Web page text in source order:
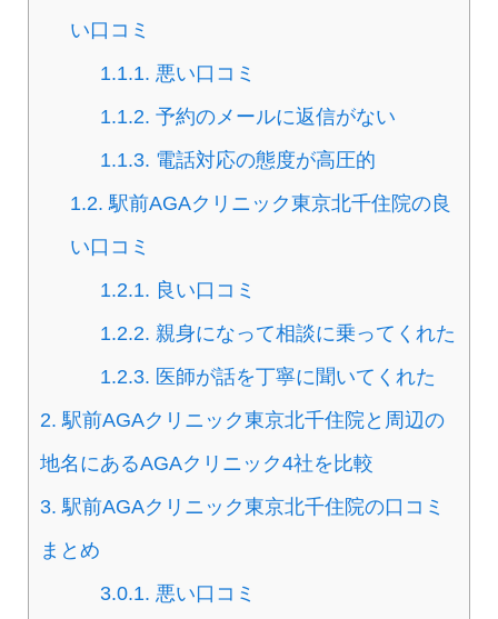
い口コミ
1.1.1. 悪い口コミ
1.1.2. 予約のメールに返信がない
1.1.3. 電話対応の態度が高圧的
1.2. 駅前AGAクリニック東京北千住院の良
い口コミ
1.2.1. 良い口コミ
1.2.2. 親身になって相談に乗ってくれた
1.2.3. 医師が話を丁寧に聞いてくれた
2. 駅前AGAクリニック東京北千住院と周辺の
地名にあるAGAクリニック4社を比較
3. 駅前AGAクリニック東京北千住院の口コミ
まとめ
3.0.1. 悪い口コミ